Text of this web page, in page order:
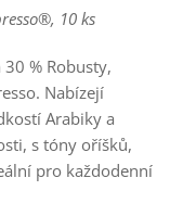
10 ks
% Robusty,
Nabízejí
Arabiky a
s tóny oříšků,
pro každodenní